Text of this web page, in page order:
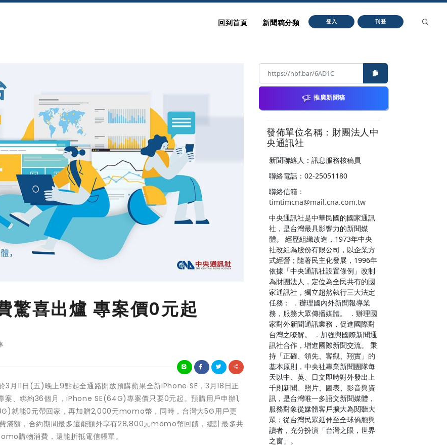
回到首頁 新聞稿分類 登入 刊登
驚喜出爐 專案價0元起
月11日(五)晚上9點起全通路開放預購蘋果全新iPhone SE，3月18日正
、綁約36個月，iPhone SE(64G)專案價只要0元起。預購用戶申辦1,
就能0元帶回家，再加贈2,000元momo幣，同時，台灣大5G用戶更
額，合約期間最多還能額外享有28,800元momo幣回饋，總計最多共
購物消費，還能折抵電信帳單。
推廣新聞稿
發佈單位名稱：財團法人中
央通訊社
新聞聯絡人：訊息服務核稿員
聯絡電話：02-25051180
聯絡信箱：
timtimcna@mail.cna.com.tw
中央通訊社是中華民國的國家通訊
社，是台灣最具影響力的新聞媒
體。 經歷組織改造，1973年中央
社改組為股份有限公司，以企業方
式經營；隨著民主化發展，1996年
依據「中央通訊社設置條例」改制
為財團法人，定位為全民共有的國
家通訊社，獨立超然執行三大法定
任務： ．辦理國內外新聞報導業
務，服務大眾傳播媒體。 ．辦理國
家對外新聞通訊業務，促進國際對
台灣之瞭解。 ．加強與國際新聞通
訊社合作，增進國際新聞交流。 秉
持「正確、領先、客觀、翔實」的
基本原則，中央社專業新聞團隊每
天以中、英、日文即時對外發出上
千則新聞、照片、圖表、影音與資
訊，是台灣唯一多語文新聞媒體，
服務對象從媒體客戶擴大為閱聽大
眾；從台灣民眾延伸至全球僑胞與
讀者，充分扮演「台灣之眼，世界
之窗」。